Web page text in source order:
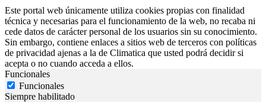
Este portal web únicamente utiliza cookies propias con finalidad
técnica y necesarias para el funcionamiento de la web, no recaba ni
cede datos de carácter personal de los usuarios sin su conocimiento.
Sin embargo, contiene enlaces a sitios web de terceros con políticas
de privacidad ajenas a la de Climatica que usted podrá decidir si
acepta o no cuando acceda a ellos.
Funcionales
Funcionales
Siempre habilitado